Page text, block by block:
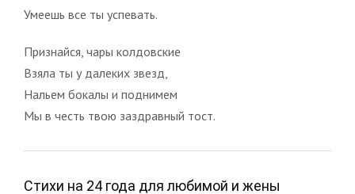
Умеешь все ты успевать.
Признайся, чары колдовские
Взяла ты у далеких звезд,
Нальем бокалы и поднимем
Мы в честь твою заздравный тост.
Стихи на 24 года для любимой и жены